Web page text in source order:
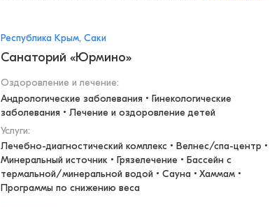
Республика Крым, Саки
Санаторий «Юрмино»
Оздоровление и лечение:
Андрологические заболевания • Гинекологические
заболевания • Лечение и оздоровление детей
Услуги:
Лечебно-диагностический комплекс • Велнес/спа-центр •
Минеральный источник • Грязелечение • Бассейн с
термальной/минеральной водой • Сауна • Хаммам •
Программы по снижению веса